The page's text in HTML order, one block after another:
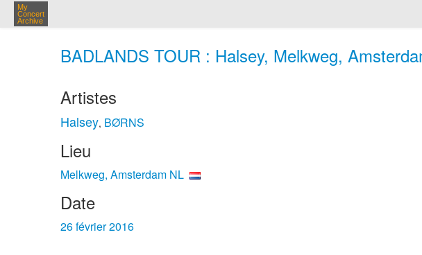
My
Concert
Archive
BADLANDS TOUR : Halsey, Melkweg,
Artistes
Halsey, BØRNS
Lieu
Melkweg, Amsterdam NL
Date
26 février 2016